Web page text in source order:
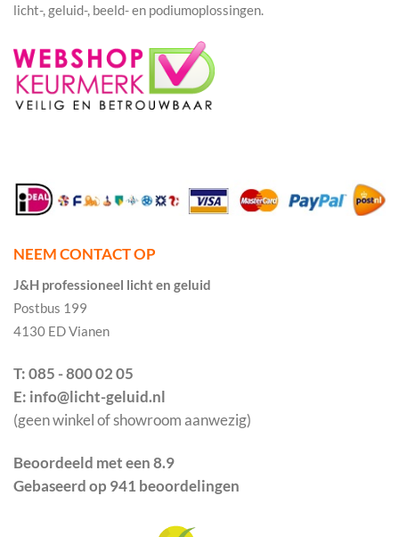
licht-, geluid-, beeld- en podiumoplossingen.
NEEM CONTACT OP
J&H professioneel licht en geluid
Postbus 199
4130 ED Vianen
T: 085 - 800 02 05
E: info@licht-geluid.nl
(geen winkel of showroom aanwezig)
Beoordeeld met een 8.9
Gebaseerd op 941 beoordelingen